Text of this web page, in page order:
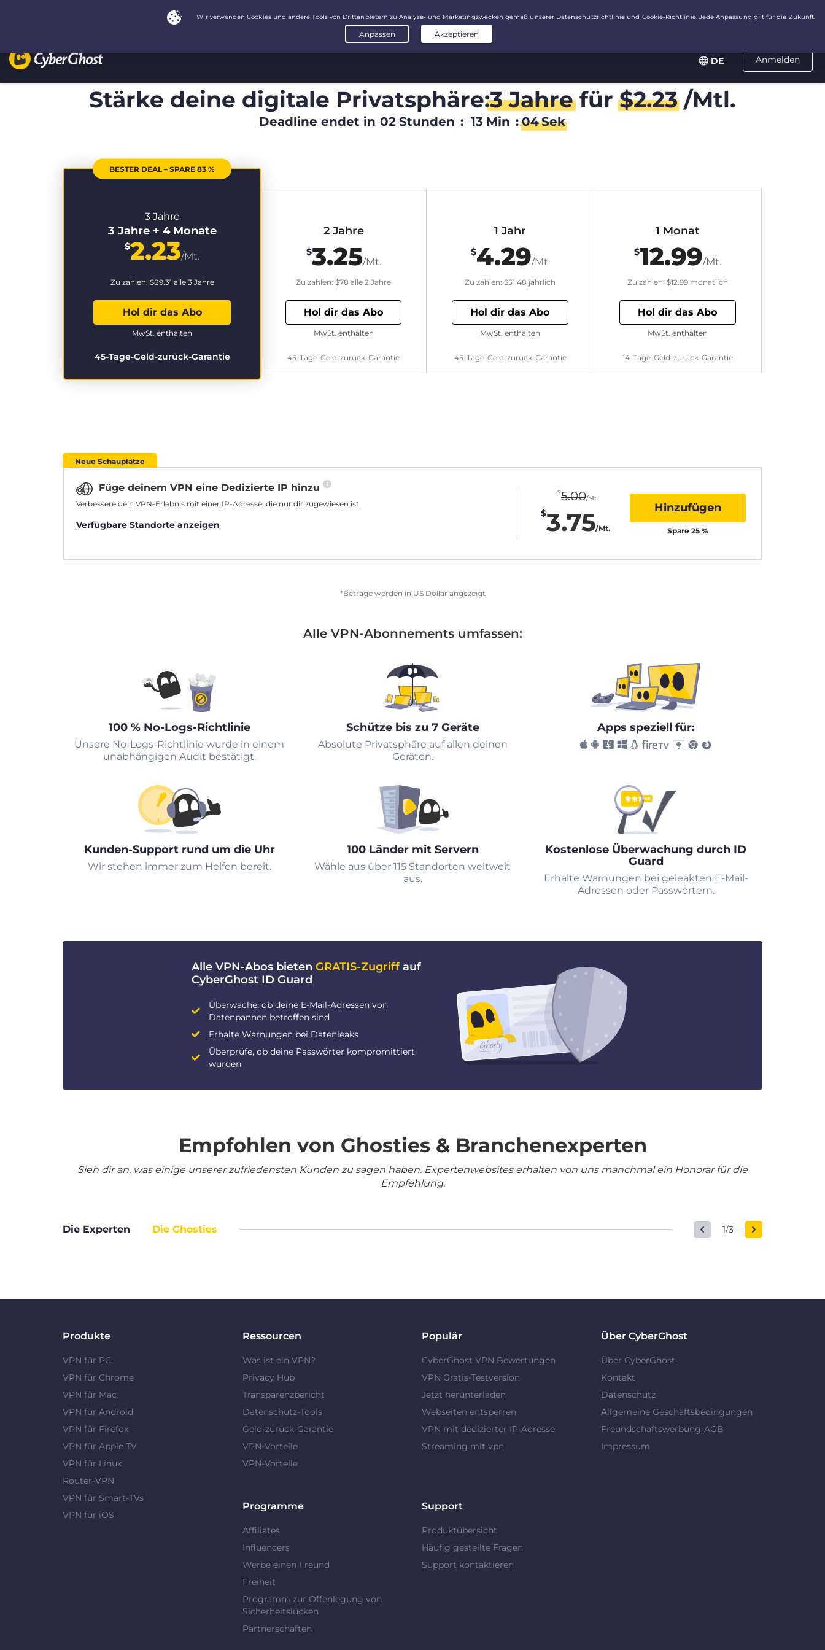
Anmelden
DE
Stärke deine digitale Privatsphäre:3 Jahrefür$2.23/Mtl.
Deadline endet in 02 Stunden : 13 Min : 03 Sek
BESTER DEAL – SPARE 83 %
3 Jahre
3 Jahre + 4 Monate
$2.23/Mt.
Zu zahlen: $89.31 alle 3 Jahre
Hol dir das Abo
45-Tage-Geld-zurück-Garantie
MwSt. enthalten
2 Jahre
$3.25/Mt.
Zu zahlen:$78 alle 2 Jahre
Hol dir das Abo
45-Tage-Geld-zurück-Garantie
MwSt. enthalten
1 Jahr
$4.29/Mt.
Zu zahlen: $51.48 jährlich
Hol dir das Abo
45-Tage-Geld-zurück-Garantie
MwSt. enthalten
1 Monat
$12.99/Mt.
Zu zahlen: $12.99 monatlich
Hol dir das Abo
14-Tage-Geld-zurück-Garantie
MwSt. enthalten
Neue Schauplätze
Füge deinem VPN eine Dedizierte IP hinzu
Verbessere dein VPN-Erlebnis mit einer IP-Adresse, die nur dir zugewiesen ist.
Verfügbare Standorte anzeigen
$5.00/Mt.
$3.75/Mt.
Hinzufügen
Spare 25 %
*Beträge werden in US Dollar angezeigt
Alle VPN-Abonnements umfassen:
100 % No-Logs-Richtlinie
Unsere No-Logs-Richtlinie wurde in einem
unabhängigen Audit bestätigt.
Schütze bis zu 7 Geräte
Absolute Privatsphäre auf allen deinen
Geräten.
Apps speziell für:
Kunden-Support rund um die Uhr
Wir stehen immer zum Helfen bereit.
100 Länder mit Servern
Wähle aus über 115 Standorten weltweit
aus.
Kostenlose Überwachung durch ID
Guard
Erhalte Warnungen bei geleakten E-Mail-
Adressen oder Passwörtern.
Alle VPN-Abos bieten GRATIS-Zugriff auf
CyberGhost ID Guard
Überwache, ob deine E-Mail-Adressen von
Datenpannen betroffen sind
Erhalte Warnungen bei Datenleaks
Überprüfe, ob deine Passwörter kompromittiert
wurden
Empfohlen von Ghosties & Branchenexperten
Sieh dir an, was einige unserer zufriedensten Kunden zu sagen haben. Expertenwebsites erhalten von uns manchmal ein Honorar für die
Empfehlung.
Die Experten Die Ghosties 1/3
Produkte
VPN für PC
VPN für Chrome
VPN für Mac
VPN für Android
VPN für Firefox
VPN für Apple TV
VPN für Linux
Router-VPN
VPN für Smart-TVs
VPN für iOS
Ressourcen
Was ist ein VPN?
Privacy Hub
Transparenzbericht
Datenschutz-Tools
Geld-zurück-Garantie
VPN-Vorteile
VPN-Vorteile
Populär
CyberGhost VPN Bewertungen
VPN Gratis-Testversion
Jetzt herunterladen
Webseiten entsperren
VPN mit dedizierter IP-Adresse
Streaming mit vpn
Über CyberGhost
Über CyberGhost
Kontakt
Datenschutz
Allgemeine Geschäftsbedingungen
Freundschaftswerbung-AGB
Impressum
Programme
Affiliates
Influencers
Werbe einen Freund
Freiheit
Programm zur Offenlegung von
Sicherheitslücken
Partnerschaften
Support
Produktübersicht
Häufig gestellte Fragen
Support kontaktieren